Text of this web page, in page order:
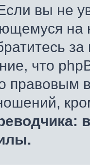
вы не
что
правовым